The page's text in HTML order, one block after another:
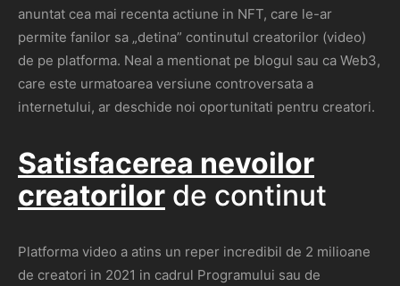
anuntat cea mai recenta actiune in NFT, care le-ar
permite fanilor sa „detina” continutul creatorilor (video)
de pe platforma. Neal a mentionat pe blogul sau ca Web3,
care este urmatoarea versiune controversata a
internetului, ar deschide noi oportunitati pentru creatori.
Satisfacerea nevoilor
creatorilor de continut
Platforma video a atins un reper incredibil de 2 milioane
de creatori in 2021 in cadrul Programului sau de